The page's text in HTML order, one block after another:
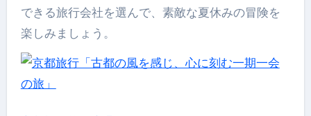
できる旅行会社を選んで、素敵な夏休みの冒険を
楽しみましょう。